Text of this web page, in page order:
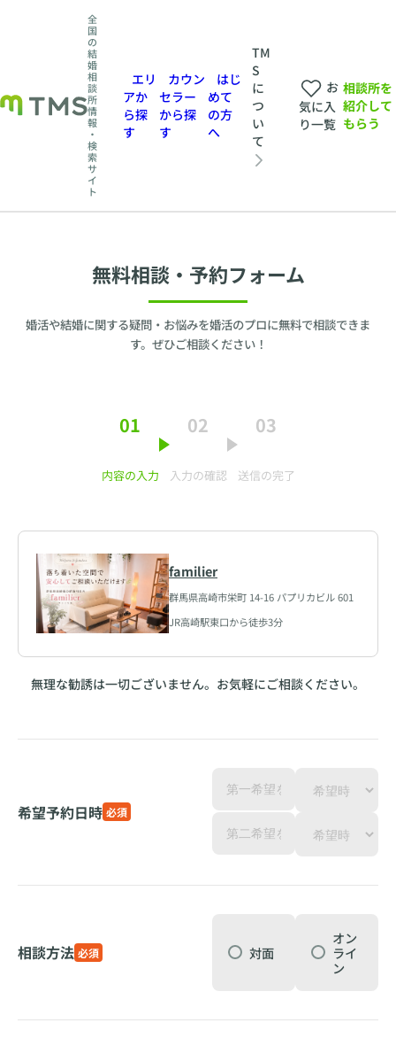
全
国
の
結
婚
相
談
所
情
報
・
検
索
サ
イ
ト
エリ
アか
ら探
す
カウン
セラー
から探
す
はじ
めて
の方
へ
TM
S
に
つ
い
て
お
気に入
り一覧
相談所を
紹介して
もらう
無料相談・予約フォーム
婚活や結婚に関する疑問・お悩みを婚活のプロに無料で相談できま
す。ぜひご相談ください！
01
内容の入力
02
入力の確認
03
送信の完了
familier
群馬県高崎市栄町 14-16 パプリカビル 601
JR高崎駅東口から徒歩3分
無理な勧誘は一切ございません。お気軽にご相談ください。
希望予約日時 必須
相談方法 必須 対面
オン
ライ
ン